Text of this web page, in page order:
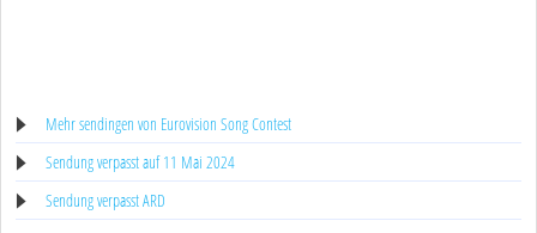
Mehr sendingen von Eurovision Song Contest
Sendung verpasst auf 11 Mai 2024
Sendung verpasst ARD